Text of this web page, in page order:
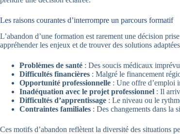
Les raisons courantes d’interrompre un parcours formatif
L’abandon d’une formation est rarement une décision
appréhender les enjeux et de trouver des solutions
Problèmes de santé : Des soucis médicaux
Difficultés financières : Malgré le financement
Opportunité professionnelle : Une offre d’emploi
Inadéquation avec le projet professionnel : Il
Difficultés d’apprentissage : Le niveau ou le
Contraintes familiales : Des changements dans la
Ces motifs d’abandon reflètent la diversité des situations